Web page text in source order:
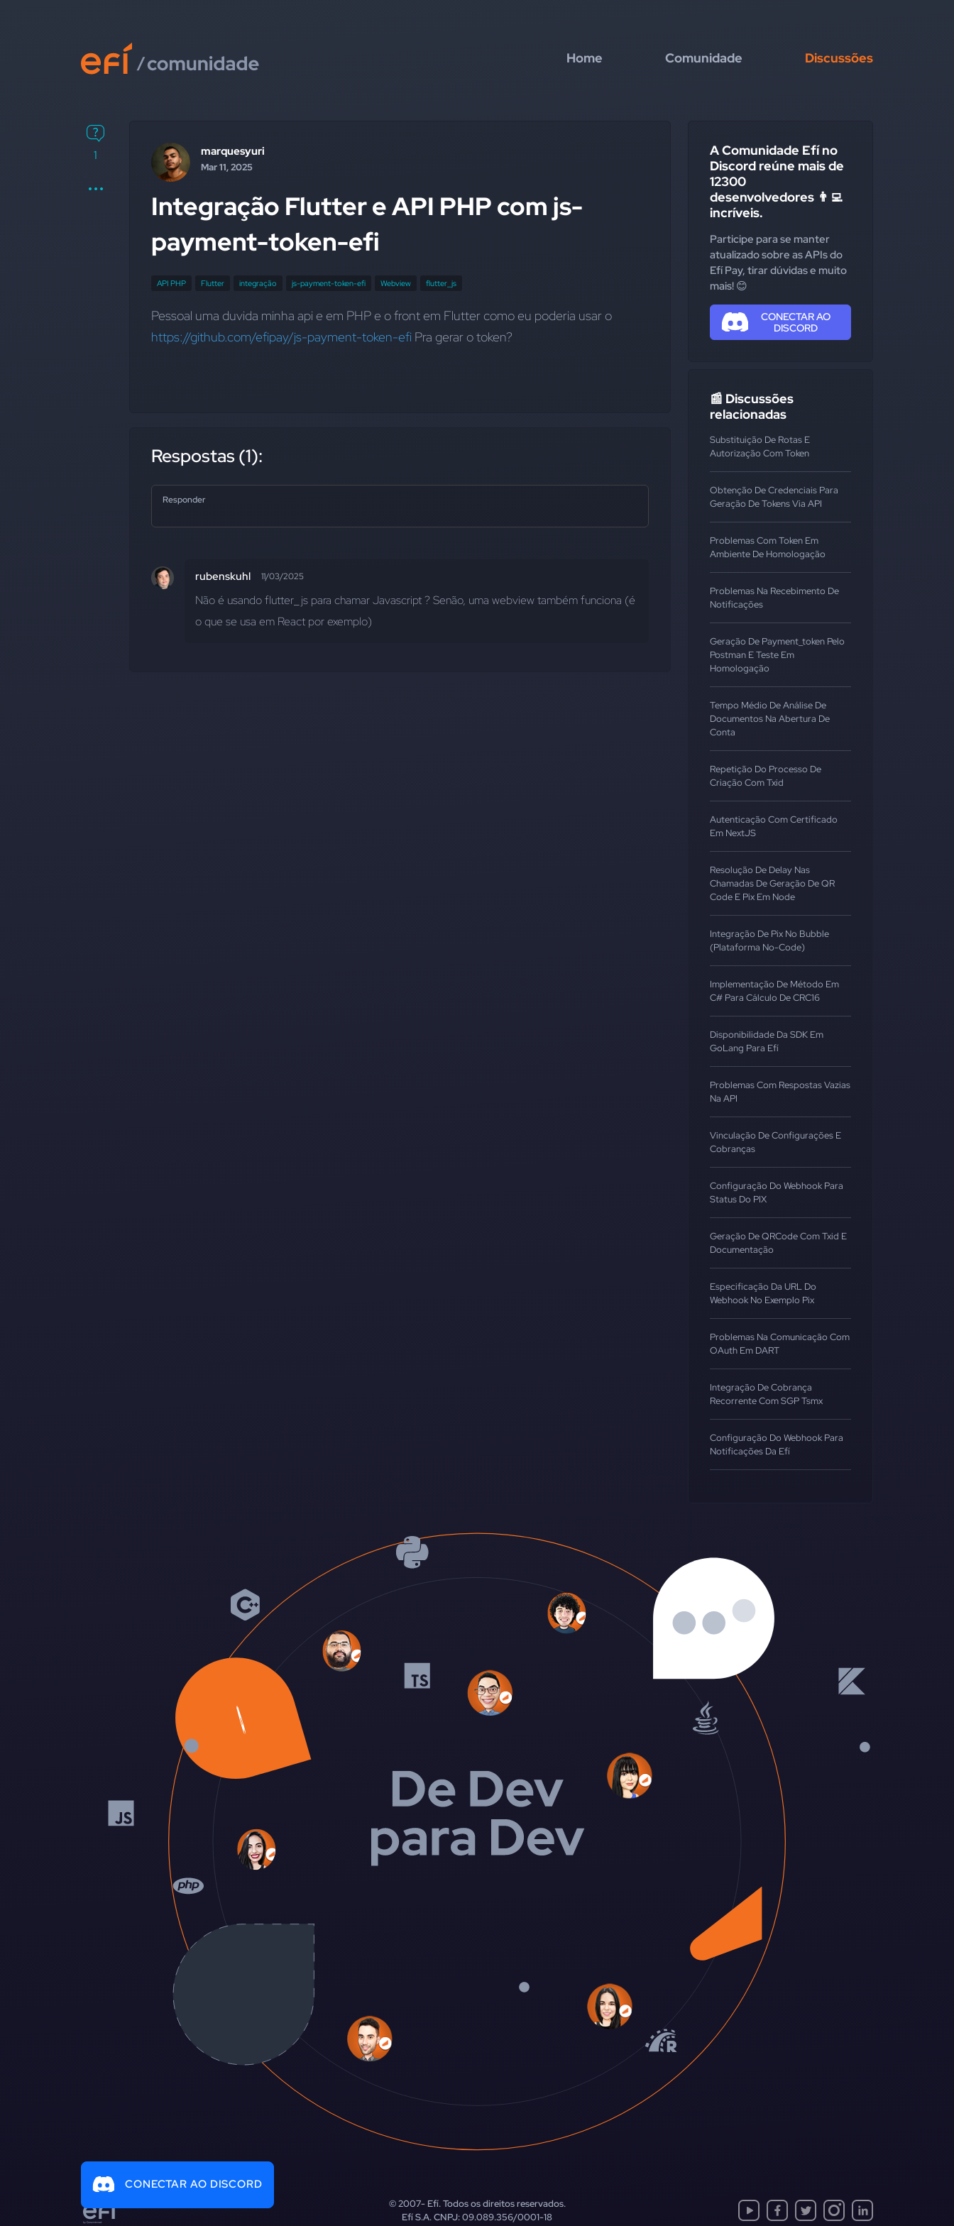
Home Comunidade Discussões
1 marquesyuri
Mar 11, 2025
Integração Flutter e API PHP com js-
payment-token-efi
API PHP Flutter integração js-payment-token-efi Webview flutter_js
https://github.com/efipay/js-payment-token-efi Pra gerar o token?
Respostas (1):
Responder
rubenskuhl 11/03/2025
Não é usando flutter_js para chamar Javascript ? Senão, uma webview também funciona (é
o que se usa em React por exemplo)
A Comunidade Efí no
Discord reúne mais de
12300
desenvolvedores 👨‍💻
incríveis.
Participe para se manter
atualizado sobre as APIs do
Efí Pay, tirar dúvidas e muito
mais! 😊
CONECTAR AO
DISCORD
📰 Discussões
relacionadas
Substituição De Rotas E
Autorização Com Token
Obtenção De Credenciais Para
Geração De Tokens Via API
Problemas Com Token Em
Ambiente De Homologação
Problemas Na Recebimento De
Notificações
Geração De Payment_token Pelo
Postman E Teste Em
Homologação
Tempo Médio De Análise De
Documentos Na Abertura De
Conta
Repetição Do Processo De
Criação Com Txid
Autenticação Com Certificado
Em NextJS
Resolução De Delay Nas
Chamadas De Geração De QR
Code E Pix Em Node
Integração De Pix No Bubble
(Plataforma No-Code)
Implementação De Método Em
C# Para Cálculo De CRC16
Disponibilidade Da SDK Em
GoLang Para Efí
Problemas Com Respostas Vazias
Na API
Vinculação De Configurações E
Cobranças
Configuração Do Webhook Para
Status Do PIX
Geração De QRCode Com Txid E
Documentação
Especificação Da URL Do
Webhook No Exemplo Pix
Problemas Na Comunicação Com
OAuth Em DART
Integração De Cobrança
Recorrente Com SGP Tsmx
Configuração Do Webhook Para
Notificações Da Efí
CONECTAR AO DISCORD
© 2007-Efí. Todos os direitos reservados.
Efí S.A. CNPJ: 09.089.356/0001-18